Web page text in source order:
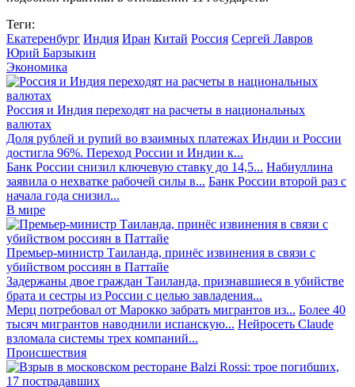
Теги:
Екатеренбург Индия Иран Китай Россия Сергей Лавров
Юрий Барзыкин
Экономика
Россия и Индия переходят на расчеты в национальных
валютах
Доля рублей и рупий во взаимных платежах Индии и России
достигла 96%. Переход России и Индии к...
Банк России снизил ключевую ставку до 14,5... Набиуллина
заявила о нехватке рабочей силы в... Банк России второй раз с
начала года снизил...
В мире
Премьер-министр Таиланда, принёс извинения в связи с
убийством россиян в Паттайе
Задержаны двое граждан Таиланда, признавшиеся в убийстве
брата и сестры из России с целью завладения...
Мерц потребовал от Марокко забрать мигрантов из... Более 40
тысяч мигрантов наводнили испанскую... Нейросеть Claude
взломала системы трех компаний...
Происшествия